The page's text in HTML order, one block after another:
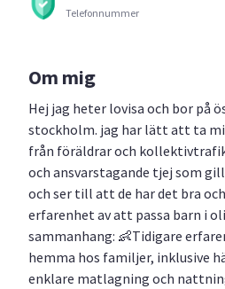
Telefonnummer
Om mig
Hej jag heter lovisa och bor på
stockholm. jag har lätt att ta
från föräldrar och
och ansvarstagande tjej som
och ser till att de har det bra
erfarenhet av att passa barn i
sammanhang: 👶Tidigare
hemma hos familjer, inklusive
enklare matlagning och